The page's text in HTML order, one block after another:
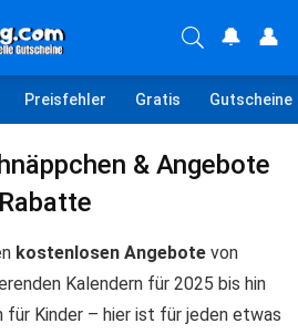
🔔 👤
Preisfehler Gratis Gutscheine
& Angebote
kostenlosen Angebote von
Kalendern für 2025 bis hin
für Kinder – hier ist für jeden etwas